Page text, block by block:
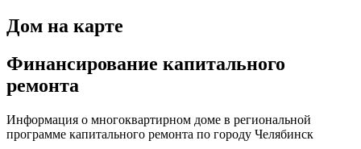
Дом на карте
Финансирование капитального
ремонта
Информация о многоквартирном доме в региональной
программе капитального ремонта по городу Челябинск